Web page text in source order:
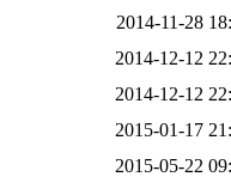
2014-11-28
2014-12-12
2014-12-12
2015-01-17
2015-05-22